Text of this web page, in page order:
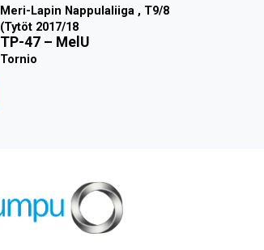
Meri-Lapin Nappulaliiga , T9/8
(Tytöt 2017/18
TP-47– MelU
Tornio